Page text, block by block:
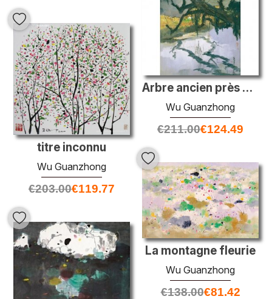
Arbre ancien près de la rivière
Wu Guanzhong
€211.00€124.49
titre inconnu
Wu Guanzhong
€203.00€119.77
La montagne fleurie
Wu Guanzhong
€138.00€81.42